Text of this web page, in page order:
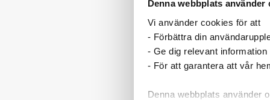
Denna webbplats använder
Vi använder cookies för att
- Förbättra din
- Ge dig relevant information
- För att garantera att vår
Denna webbplats använder